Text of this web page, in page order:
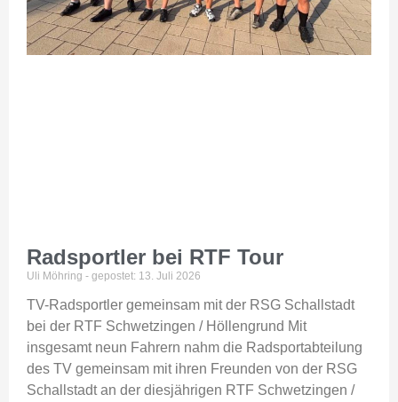
Radsportler bei RTF Tour
Uli Möhring 13. Juli 2026
TV-Radsportler gemeinsam mit der RSG Schallstadt
bei der RTF Schwetzingen / Höllengrund Mit
insgesamt neun Fahrern nahm die Radsportabteilung
des TV gemeinsam mit ihren Freunden von der RSG
Schallstadt an der diesjährigen RTF Schwetzingen /